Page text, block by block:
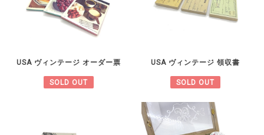
USA ヴィンテージ オーダー票
SOLD OUT
USA ヴィンテージ 領収書
SOLD OUT